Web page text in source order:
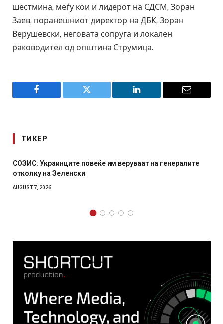
шестмина, меѓу кои и лидерот на СДСМ, Зоран
Заев, поранешниот директор на ДБК, Зоран
Верушевски, неговата сопруга и локален
раководител од општина Струмица.
Facebook Twitter LinkedIn Email
ТИКЕР
СОЗИС: Украинците повеќе им веруваат на генералите
отколку на Зеленски
AUGUST 7, 2026